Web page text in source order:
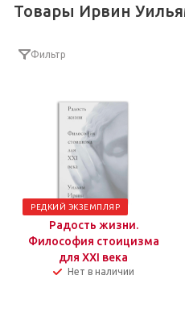
Товары Ирвин
Фильтр
РЕДКИЙ ЭКЗЕМПЛЯР
Радость жизни.
Философия стоицизма
для XXI века
Нет в наличии